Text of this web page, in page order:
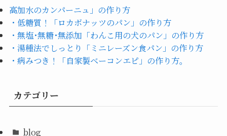
高加水のカンパーニュ」の作り方
・低糖質！「ロカボナッツのパン」の作り方
・無塩･無糖･無添加「わんこ用の犬のパン」の作り方
・湯種法でしっとり「ミニレーズン食パン」の作り方
・病みつき！「自家製ベーコンエピ」の作り方。
カテゴリー
blog